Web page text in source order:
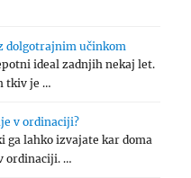
dolgotrajnim učinkom
ideal zadnjih nekaj let.
tkiv je …
v ordinaciji?
ga lahko izvajate kar doma
ordinaciji. …